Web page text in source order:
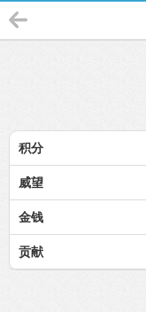
积分
威望
金钱
贡献